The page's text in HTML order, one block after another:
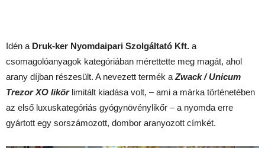
Idén a Druk-ker Nyomdaipari Szolgáltató Kft. a
csomagolóanyagok kategóriában mérettette meg magát, ahol
arany díjban részesült. A nevezett termék a Zwack / Unicum
Trezor XO likőrlimitált kiadása volt, – ami a márka történetében
az első luxuskategóriás gyógynövénylikőr – a nyomda erre
gyártott egy sorszámozott, dombor aranyozott címkét.